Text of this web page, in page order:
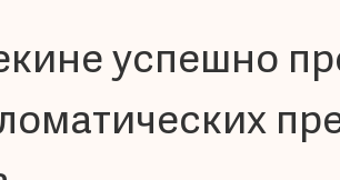
успешно